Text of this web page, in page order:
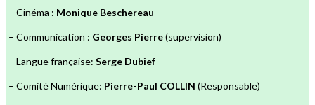
– Cinéma : Monique Beschereau
– Communication : Georges Pierre(supervision)
– Langue française: Serge Dubief
– Comité Numérique: Pierre-Paul COLLIN (Responsable)